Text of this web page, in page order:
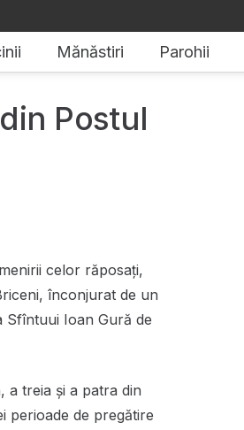
Mănăstiri Parohii
Postul
celor răposați,
înconjurat de un
Sfîntuui Ioan Gură de
a treia și a patra din
perioade de pregătire